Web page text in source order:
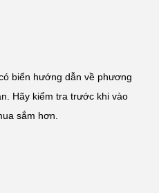
biển hướng dẫn về phương
Hãy kiểm tra trước khi vào
sắm hơn.